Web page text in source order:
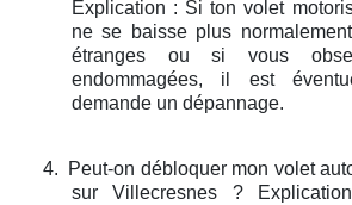
Explication : Si ton volet
ne se baisse plus
étranges ou si vous
endommagées, il est
demande un dépannage.
4.
Peut-on débloquer mon volet
sur Villecresnes ?